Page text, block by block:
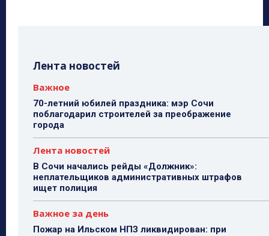
Лента новостей
Важное
70-летний юбилей праздника: мэр Сочи
поблагодарил строителей за преображение
города
Лента новостей
В Сочи начались рейды «Должник»:
неплательщиков административных штрафов
ищет полиция
Важное за день
Пожар на Ильском НПЗ ликвидирован: при